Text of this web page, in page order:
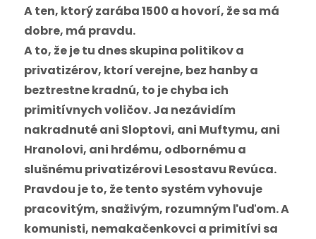
A ten, ktorý zarába 1500 a hovorí, že sa má
dobre, má pravdu.
A to, že je tu dnes skupina politikov a
privatizérov, ktorí verejne, bez hanby a
beztrestne kradnú, to je chyba ich
primitívnych voličov. Ja nezávidím
nakradnuté ani Sloptovi, ani Muftymu, ani
Hranolovi, ani hrdému, odbornému a
slušnému privatizérovi Lesostavu Revúca.
Pravdou je to, že tento systém vyhovuje
pracovitým, snaživým, rozumným ľuďom. A
komunisti, nemakačenkovci a primitívi sa